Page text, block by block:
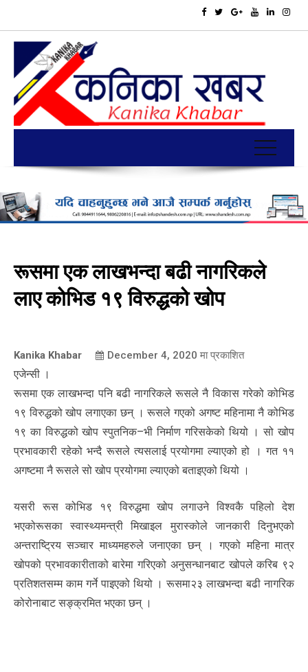
रूसमा एक लाखभन्दा बढी नागरिकले
लाए कोभिड १९ विरुद्धको खोप
Kanika Khabar December 4, 2020 मा प्रकाशित
एजेन्सी ।
रूसमा एक लाखभन्दा पनि बढी नागरिकले रूसले नै विकास गरेको कोभिड
१९ विरुद्धको खोप लगाएका छन् । रूसले गएको अगष्ट महिनामा नै कोभिड
१९ का विरुद्धको खोप स्पुतनिक–भी निर्माण गरिसकेको थियो । सो खोप
प्रभावकारी रहेको भन्दै रूसले त्यसलाई प्रयोगमा ल्याएको हो । गत ११
अगष्टमा नै रूसले सो खोप प्रयोगमा ल्याएको बताइएको थियो ।
यसरी रूस कोभिड १९ विरुद्धमा खोप लगाउने विश्वकै पहिलो देश
भएकोरूसका स्वास्थ्यमन्त्री मिखाइल मुरास्कोले जानकारी दिनुभएको
अन्तराष्ट्रिय सञ्चार माध्यमहरुले जनाएका छन् । गएको महिना मात्र
खोपको प्रभावकारीताको बारेमा गरिएको अनुसन्धानबाट खोपले करिब ९२
प्रतिशतसम्म काम गर्ने पाइएको थियो । रूसमा२३ लाखभन्दा बढी नागरिक
कोरोनाबाट सङ्क्रमित भएका छन् ।